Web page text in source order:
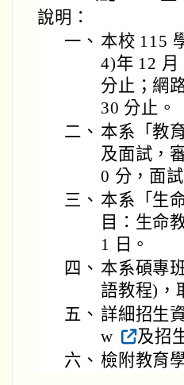
說明：
一、 本校 115
4)年 12 月
分止；網
30 分止。
二、 本系「教
及面試，
0 分，面
三、 本系「生
目：生命
1 日。
四、 本系碩專
語教程)，
五、 詳細招生
w
及招
六、 檢附教育